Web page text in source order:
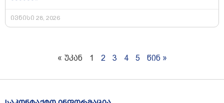
ივნისი 28, 2026
« უკან 1 2 3 4 5 წინ »